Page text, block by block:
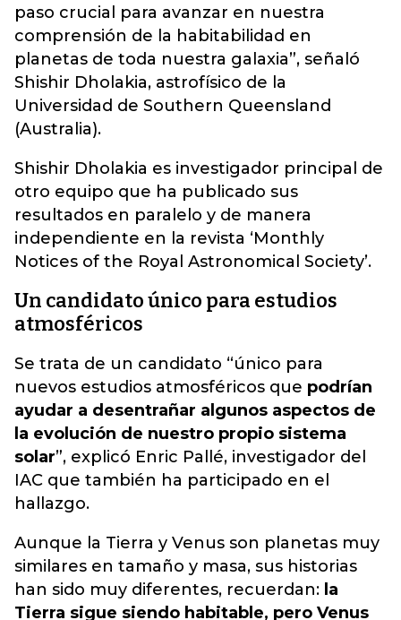
paso crucial para avanzar en nuestra
comprensión de la habitabilidad en
planetas de toda nuestra galaxia”, señaló
Shishir Dholakia, astrofísico de la
Universidad de Southern Queensland
(Australia).
Shishir Dholakia es investigador principal de
otro equipo que ha publicado sus
resultados en paralelo y de manera
independiente en la revista ‘Monthly
Notices of the Royal Astronomical Society’.
Un candidato único para estudios
atmosféricos
Se trata de un candidato “único para
nuevos estudios atmosféricos que podrían
ayudar a desentrañar algunos aspectos de
la evolución de nuestro propio sistema
solar”, explicó Enric Pallé, investigador del
IAC que también ha participado en el
hallazgo.
Aunque la Tierra y Venus son planetas muy
similares en tamaño y masa, sus historias
han sido muy diferentes, recuerdan: la
Tierra sigue siendo habitable, pero Venus